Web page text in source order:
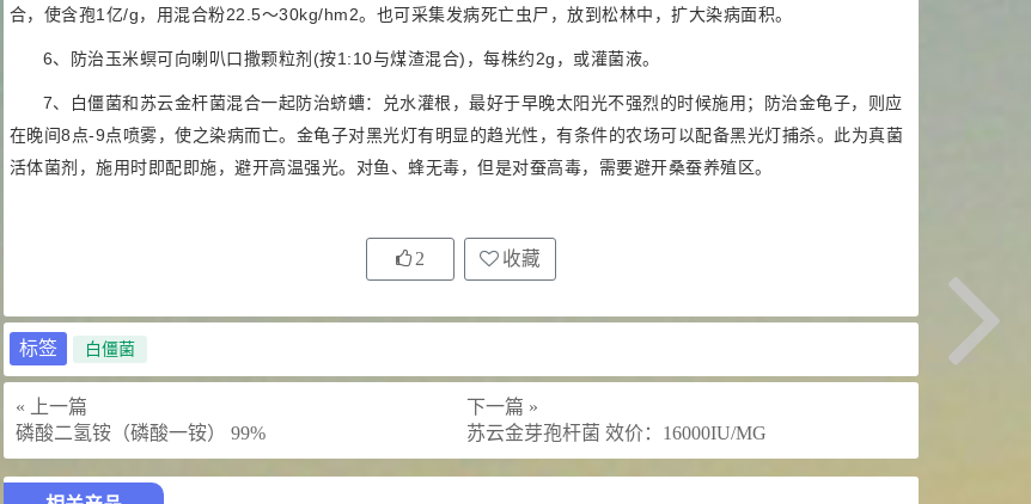
合，使含孢1亿/g，用混合粉22.5～30kg/hm2。也可采集发病死亡虫尸，放到松林中，扩大染病面积。
6、防治玉米螟可向喇叭口撒颗粒剂(按1:10与煤渣混合)，每株约2g，或灌菌液。
7、白僵菌和苏云金杆菌混合一起防治蛴螬：兑水灌根，最好于早晚太阳光不强烈的时候施用；防治金龟子，则应
在晚间8点-9点喷雾，使之染病而亡。金龟子对黑光灯有明显的趋光性，有条件的农场可以配备黑光灯捕杀。此为真菌
活体菌剂，施用时即配即施，避开高温强光。对鱼、蜂无毒，但是对蚕高毒，需要避开桑蚕养殖区。
2 收藏
标签 白僵菌
« 上一篇
磷酸二氢铵（磷酸一铵） 99%
下一篇 »
苏云金芽孢杆菌 效价：16000IU/MG
475 9 硬脂富马酸钠 99%
浏览量 - 1.54w
34.8 10 DL-蛋氨酸 99%